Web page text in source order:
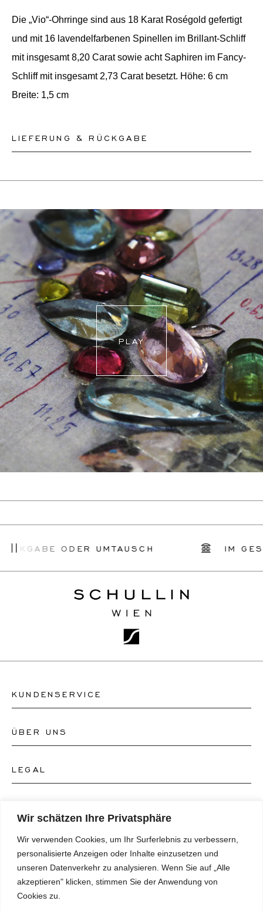
Wir schätzen Ihre Privatsphäre
Wir verwenden Cookies, um Ihr Surferlebnis zu verbessern,
personalisierte Anzeigen oder Inhalte einzusetzen und
unseren Datenverkehr zu analysieren. Wenn Sie auf „Alle
akzeptieren" klicken, stimmen Sie der Anwendung von
Cookies zu.
Die „Vio“-Ohrringe sind aus 18 Karat Roségold gefertigt
und mit 16 lavendelfarbenen Spinellen im Brillant-Schliff
mit insgesamt 8,20 Carat sowie acht Saphiren im Fancy-
Schliff mit insgesamt 2,73 Carat besetzt. Höhe: 6 cm
Breite: 1,5 cm
LIEFERUNG & RÜCKGABE
zurückgeben oder umtauschen.
Für weitere Informationen besuchen Sie bitte unsere
PLAY
ODER UMTAUSCH IM
KUNDENSERVICE
Kontakt Uhrengeschäft
ÜBER UNS
Über uns
Magazin
Presse
LEGAL
Datenschutzrichtlinie
Impressum
Barrierefreiheitserklärung
Instagram
Facebook
SPRACHE
Deutsch
NEWSLETTER